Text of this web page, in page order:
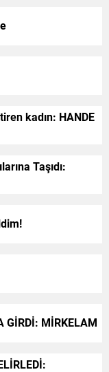
kadın: HANDE
Taşıdı:
GİRDİ: MİRKELAM